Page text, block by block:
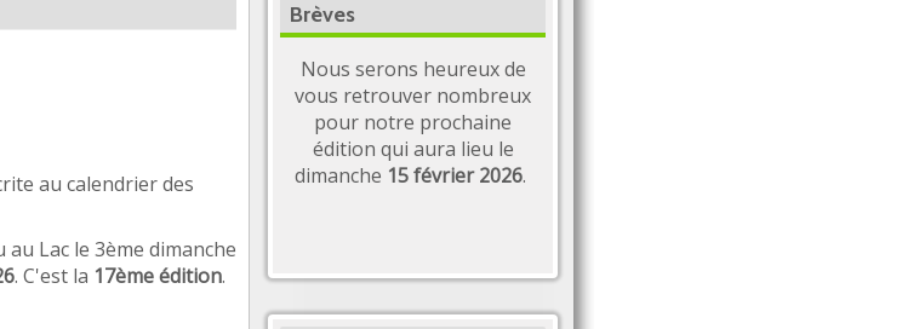
au calendrier des
Lac le 3ème dimanche
. C'est la 17ème édition.
Brèves
Nous serons heureux de
vous retrouver nombreux
pour notre prochaine
édition qui aura lieu le
dimanche 15 février 2026.